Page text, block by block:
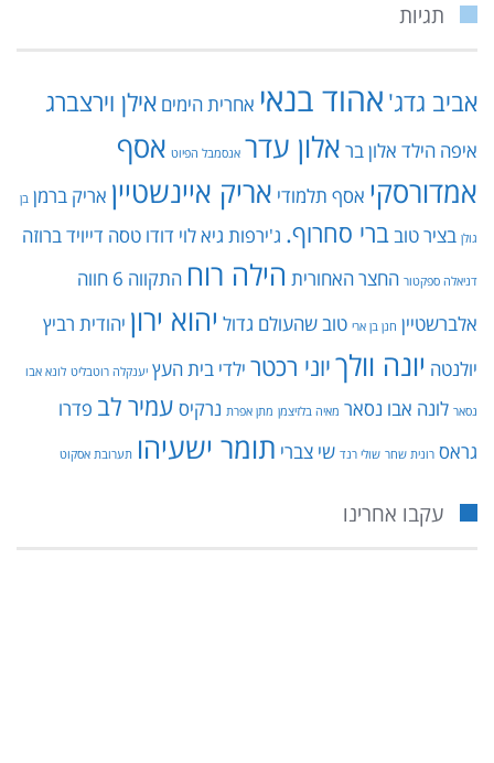
תגיות
אביב גדג' אהוד בנאי אחרית הימים אילן וירצברג
איפה הילד אלון בר אלון עדר אנסמבל הפיוט אסף
אמדורסקי אסף תלמודי אריק איינשטיין אריק ברמן בן
גולן בציר טובברי סחרוף. ג'ירפות גיא לוי דודו טסה דייויד ברוזה
דניאלה ספקטור החצר האחורית הילה רוח התקווה 6
חווה
אלברשטיין חנן בן ארי טוב שהעולם גדול יהוא ירון יהודית רביץ
יולנטה יונה וולךיוני רכטר ילדי בית העץ יענקלה רוטבליט לונא אבו
נסאר לונה אבו נסאר מאיה בלזיצמן מתן אפרת נרקיס עמיר לב פדרו
גראס רונית שחר שולי רנד שי צברי תומר ישעיהו תערובת אסקוט
עקבו אחרינו